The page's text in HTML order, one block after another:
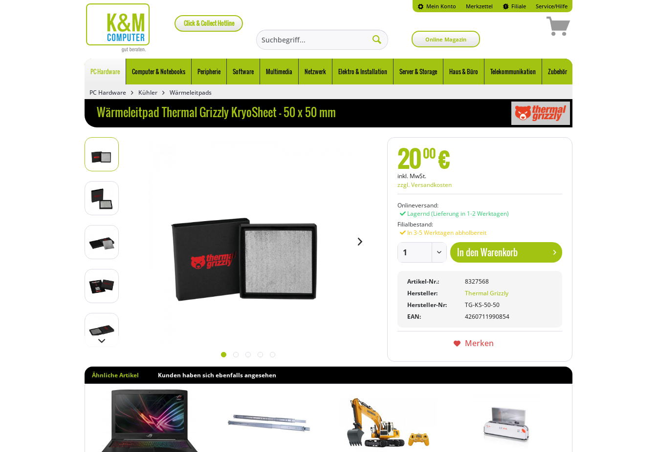
Mein Konto Merkzettel
Click & Collect Hotline
Filiale Service/Hilfe
Online Magazin
PC Hardware Computer & Notebooks Peripherie Software Multimedia Netzwerk Elektro & Installation Server & Storage Haus & Büro Telekommunikation Zubehör
PC Hardware Kühler Wärmeleitpads
Wärmeleitpad Thermal Grizzly KryoSheet - 50 x 50 mm
2000€
inkl. MwSt.
zzgl. Versandkosten
Onlineversand:
Lagernd(Lieferung in 1-2 Werktagen)
Filialbestand:
In 3-5 Werktagen abholbereit
In denWarenkorb
Artikel-Nr.:
8327568
Hersteller:
Thermal Grizzly
Hersteller-Nr:
TG-KS-50-50
EAN:
4260711990854
Merken
Ähnliche Artikel Kunden haben sich ebenfalls angesehen